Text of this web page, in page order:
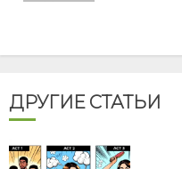
ДРУГИЕ СТАТЬИ